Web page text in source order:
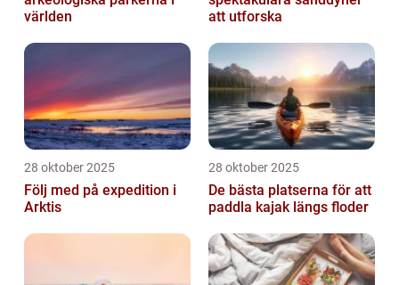
världen
att utforska
28 oktober 2025
Följ med på expedition i
Arktis
28 oktober 2025
De bästa platserna för att
paddla kajak längs floder